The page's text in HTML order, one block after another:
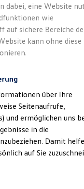
Leasing
dabei, eine Website
wie
auf sichere Bereiche
kann ohne diese
über Ihre
Seitenaufrufe,
und ermöglichen uns
in die
Damit
auf Sie